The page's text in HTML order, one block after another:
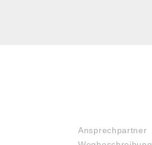
Ansprechpartner